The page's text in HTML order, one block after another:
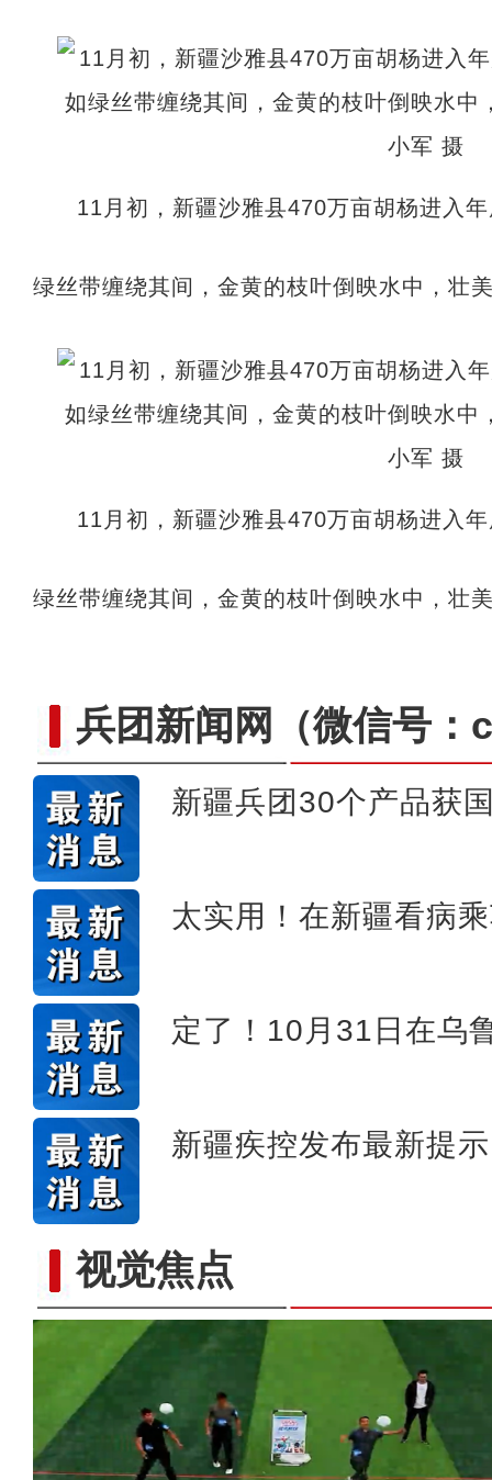
11月初，新疆沙雅县470万亩胡杨进入
绿丝带缠绕其间，金黄的枝叶倒映水中，壮
11月初，新疆沙雅县470万亩胡杨进入
绿丝带缠绕其间，金黄的枝叶倒映水中，壮
兵团新闻网 （微信号
新疆兵团30个产品获
太实用！在新疆看病
定了！10月31日在乌
新疆疾控发布最新提示
视觉焦点镜头下的六团：从田间到地